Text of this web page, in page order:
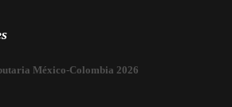
México-Colombia 2026